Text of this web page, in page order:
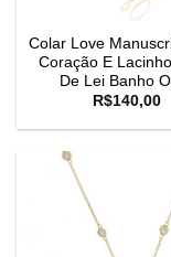
Colar Love
Coração E
De Lei Banho
R$140,00